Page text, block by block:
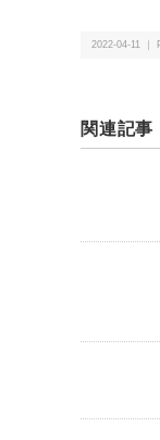
2022-04-11 ｜
関連記事